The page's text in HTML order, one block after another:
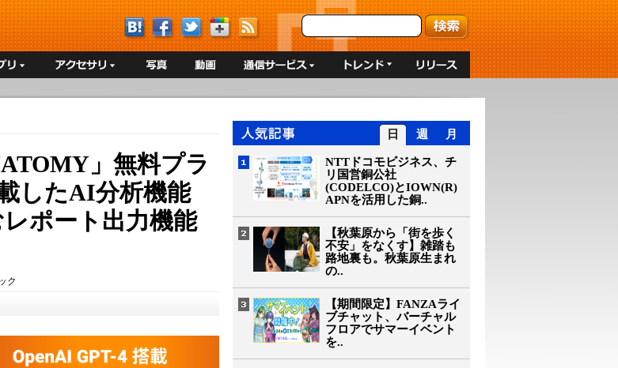
」無料プラ
したAI分析機能
レポート出力機能
ク
日 週 月
NTTドコモビジネス、チ
リ国営銅公社
(CODELCO)とIOWN(R)
APNを活用した銅..
【秋葉原から「街を歩く
不安」をなくす】雑踏も
路地裏も。秋葉原生まれ
の..
【期間限定】FANZAライ
ブチャット、バーチャル
フロアでサマーイベント
を..